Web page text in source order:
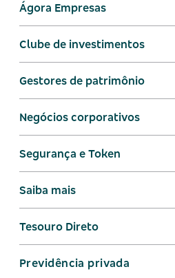
Ágora Empresas
Clube de investimentos
Gestores de patrimônio
Negócios corporativos
Segurança e Token
Saiba mais
Tesouro Direto
Previdência privada